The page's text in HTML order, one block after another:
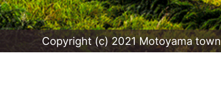
Copyright (c) 2021 Motoyama